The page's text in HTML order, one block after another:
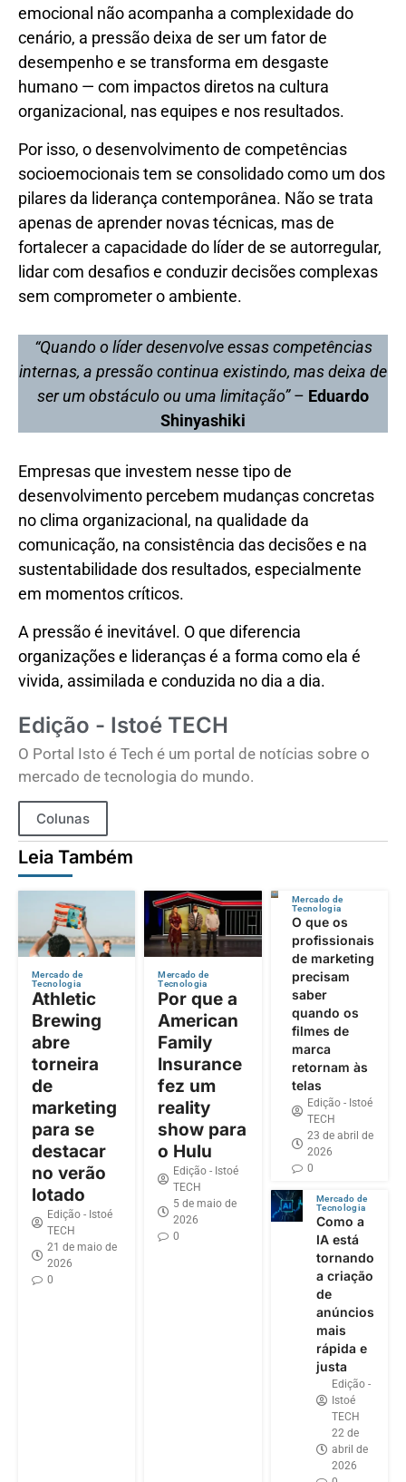
emocional não acompanha a complexidade do
cenário, a pressão deixa de ser um fator de
desempenho e se transforma em desgaste
humano — com impactos diretos na cultura
organizacional, nas equipes e nos resultados.
Por isso, o desenvolvimento de competências
socioemocionais tem se consolidado como um dos
pilares da liderança contemporânea. Não se trata
apenas de aprender novas técnicas, mas de
fortalecer a capacidade do líder de se autorregular,
lidar com desafios e conduzir decisões complexas
sem comprometer o ambiente.
“Quando o líder desenvolve essas competências
internas, a pressão continua existindo, mas deixa de
ser um obstáculo ou uma limitação”– Eduardo
Shinyashiki
Empresas que investem nesse tipo de
desenvolvimento percebem mudanças concretas
no clima organizacional, na qualidade da
comunicação, na consistência das decisões e na
sustentabilidade dos resultados, especialmente
em momentos críticos.
A pressão é inevitável. O que diferencia
organizações e lideranças é a forma como ela é
vivida, assimilada e conduzida no dia a dia.
Edição - Istoé TECH
O Portal Isto é Tech é um portal de notícias sobre o
mercado de tecnologia do mundo.
Colunas
Leia Também
Mercado de
Tecnologia
Athletic
Brewing
abre
torneira
de
marketing
para se
destacar
no verão
lotado
Edição - Istoé
TECH
21 de maio de
2026
0
Mercado de
Tecnologia
Por que a
American
Family
Insurance
fez um
reality
show para
o Hulu
Edição - Istoé
TECH
5 de maio de
2026
0
Mercado de
Tecnologia
O que os
profissionais
de marketing
precisam
saber
quando os
filmes de
marca
retornam às
telas
Edição - Istoé
TECH
23 de abril de
2026
0
Mercado de
Tecnologia
Como a
IA está
tornando
a criação
de
anúncios
mais
rápida e
justa
Edição -
Istoé
TECH
22 de
abril de
2026